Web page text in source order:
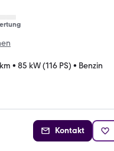
• 85 kW (116 PS) • Benzin
Kontakt